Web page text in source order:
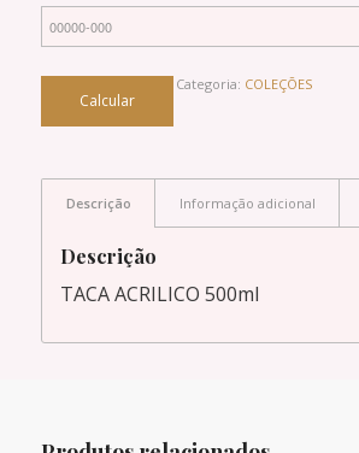
Categoria: COLEÇÕES
Descrição Informação adicional
Descrição
TACA ACRILICO 500ml